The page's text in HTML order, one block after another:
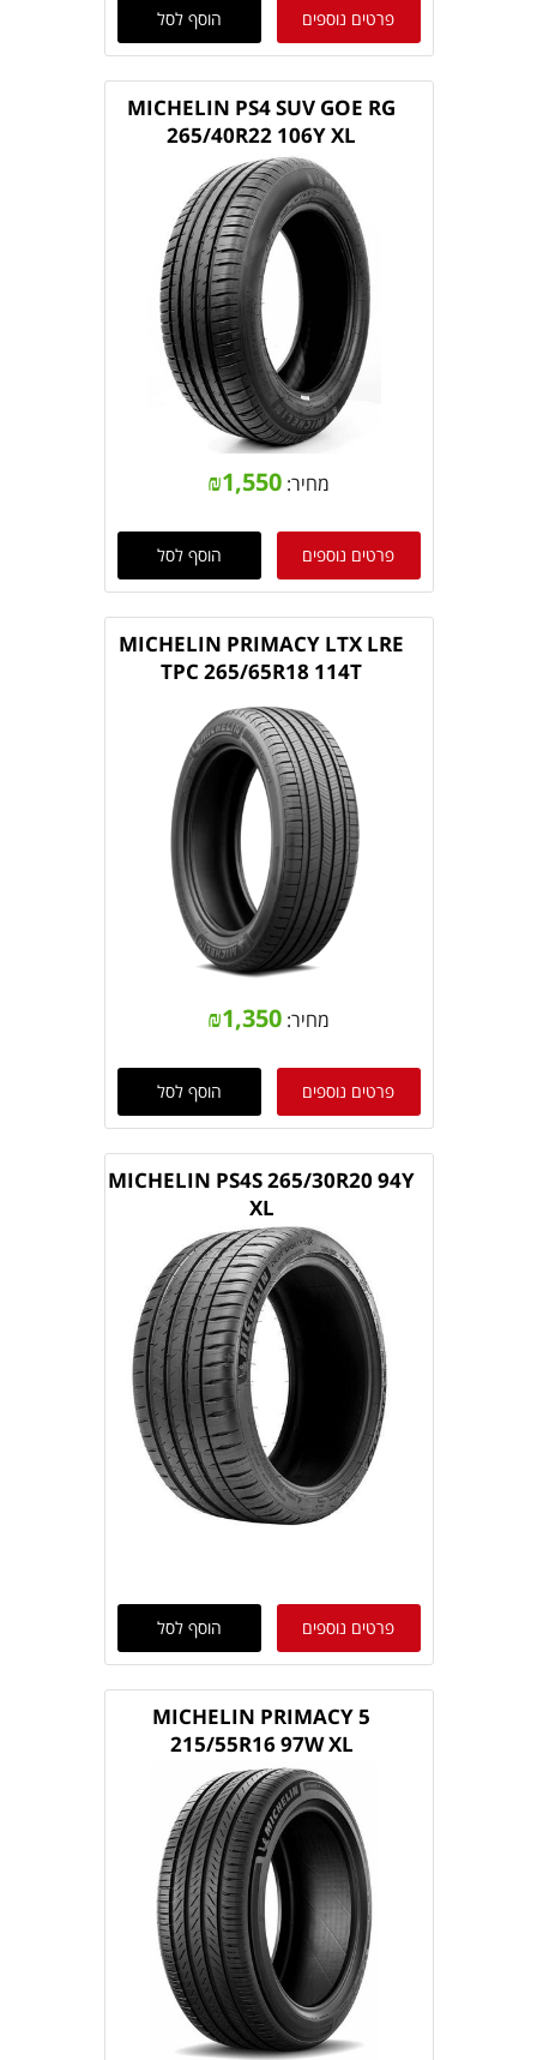
פרטים נוספים הוסף לסל
MICHELIN PS4 SUV GOE RG
265/40R22 106Y XL
מחיר: ₪1,550
פרטים נוספים הוסף לסל
MICHELIN PRIMACY LTX LRE
TPC 265/65R18 114T
מחיר: ₪1,350
פרטים נוספים הוסף לסל
MICHELIN PS4S 265/30R20 94Y
XL
פרטים נוספים הוסף לסל
MICHELIN PRIMACY 5
215/55R16 97W XL